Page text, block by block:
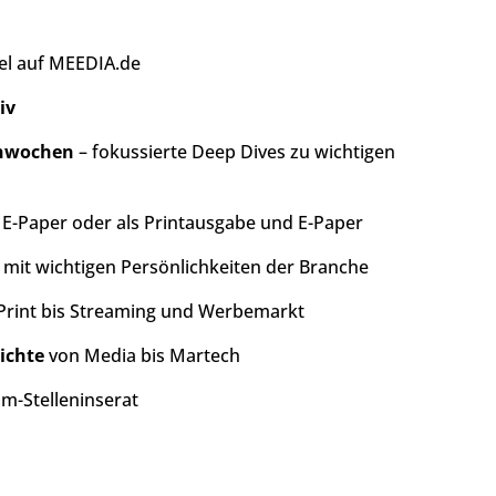
auf MEEDIA.de
– fokussierte Deep Dives zu wichtigen
Paper oder als Printausgabe und E-Paper
wichtigen Persönlichkeiten der Branche
bis Streaming und Werbemarkt
von Media bis Martech
Stelleninserat